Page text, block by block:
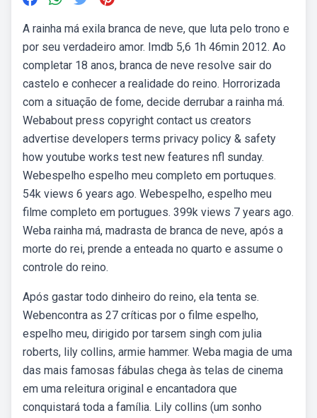
A rainha má exila branca de neve, que luta pelo trono e
por seu verdadeiro amor. Imdb 5,6 1h 46min 2012. Ao
completar 18 anos, branca de neve resolve sair do
castelo e conhecer a realidade do reino. Horrorizada
com a situação de fome, decide derrubar a rainha má.
Webabout press copyright contact us creators
advertise developers terms privacy policy & safety
how youtube works test new features nfl sunday.
Webespelho espelho meu completo em portuques.
54k views 6 years ago. Webespelho, espelho meu
filme completo em portugues. 399k views 7 years ago.
Weba rainha má, madrasta de branca de neve, após a
morte do rei, prende a enteada no quarto e assume o
controle do reino.
Após gastar todo dinheiro do reino, ela tenta se.
Webencontra as 27 críticas por o filme espelho,
espelho meu, dirigido por tarsem singh com julia
roberts, lily collins, armie hammer. Weba magia de uma
das mais famosas fábulas chega às telas de cinema
em uma releitura original e encantadora que
conquistará toda a família. Lily collins (um sonho